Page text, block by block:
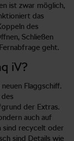
ist zwar möglich,
das
des
Schließen
geht.
iV?
Flaggschiff.
der Extras.
auch auf
sind recycelt oder
sind Details wie